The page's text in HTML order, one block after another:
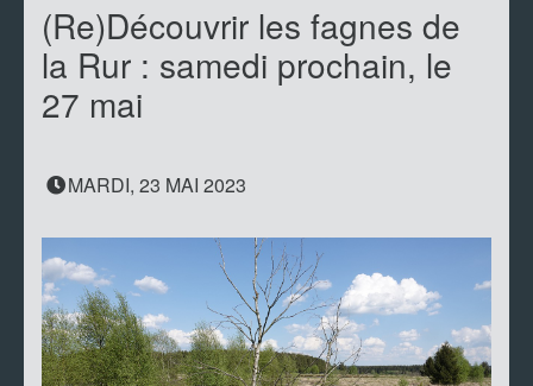
(Re)Découvrir les fagnes de
la Rur : samedi prochain, le
27 mai
MARDI, 23 MAI 2023